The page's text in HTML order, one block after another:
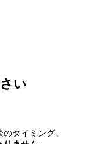
い
タイミング。